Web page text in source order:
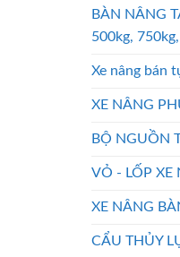
BÀN NÂNG
500kg,
Xe nâng bán
XE NÂNG
BỘ NGUỒN
VỎ - LỐP XE
XE NÂNG
CẨU THỦY